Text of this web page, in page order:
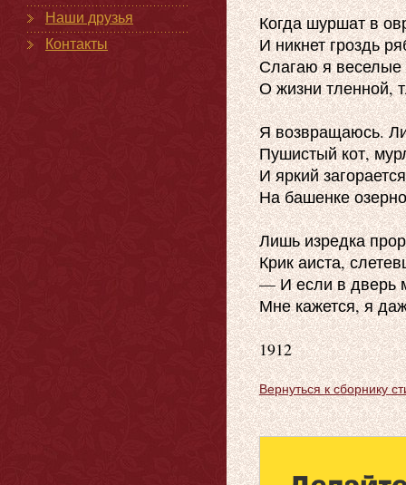
Наши друзья
Контакты
Когда шуршат в
И никнет гроздь
Слагаю я веселые
О жизни тленной,
Я возвращаюсь.
Пушистый кот,
И яркий
На башенке
Лишь изредка
Крик аиста,
— И если в дверь
Мне кажется, я
Вернуться к сборнику